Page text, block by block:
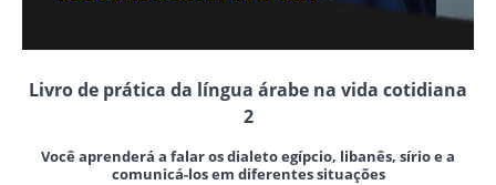
Livro de prática da língua árabe na vida cotidiana
2
Você aprenderá a falar os dialeto egípcio, libanês, sírio e a
comunicá-los em diferentes situações